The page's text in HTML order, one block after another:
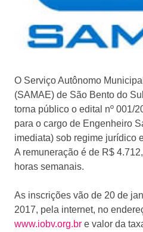
O Serviço Autônomo
(SAMAE) de São Bento do
torna público o edital nº 001/
para o cargo de Engenheiro
imediata) sob regime jurídico
A remuneração é de R$
horas semanais.
As inscrições vão de 20 de
2017, pela internet, no
www.iobv.org.br e valor da